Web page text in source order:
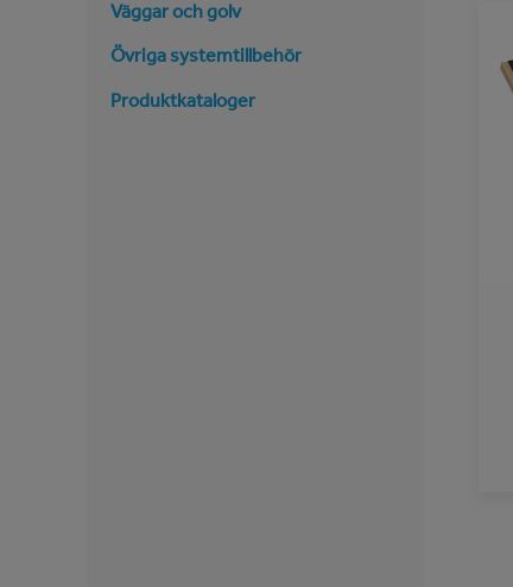
Väggar och golv
Övriga systemtillbehör
Produktkataloger